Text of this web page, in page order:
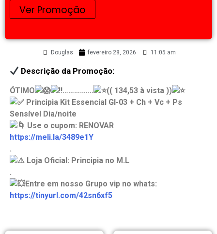
Ver Promoção
Douglas fevereiro 28, 2026 11:05 am
Descrição da Promoção:
ÓTIMO ……….……
(( 134,53 à vista ))
Principia Kit Essencial Gl-03 + Ch + Vc + Ps
Sensível Dia/noite
Use o cupom: RENOVAR
https://meli.la/3489e1Y
.
Loja Oficial: Principia no M.L
.
Entre em nosso Grupo vip no whats:
https://tinyurl.com/42sn6xf5